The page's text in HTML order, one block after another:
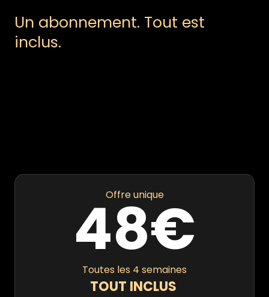
Un abonnement. Tout est
inclus.
Offre unique
48€
Toutes les 4 semaines
TOUT INCLUS